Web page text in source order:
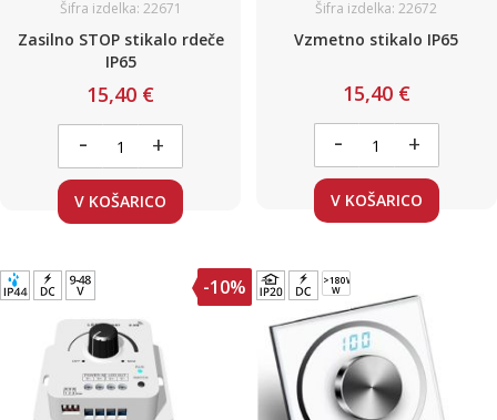
Šifra izdelka: 22671
Zasilno STOP stikalo rdeče
IP65
15,40 €
- +
V KOŠARICO
Šifra izdelka: 22672
Vzmetno stikalo IP65
15,40 €
- +
V KOŠARICO
-10%
>180W
W